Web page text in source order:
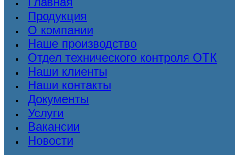
Продукция
О компании
Наше производство
Отдел технического контроля ОТК
Наши клиенты
Наши контакты
Документы
Услуги
Вакансии
Новости